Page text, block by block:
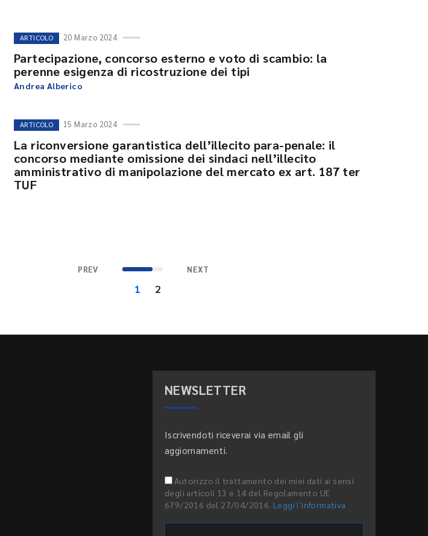
ARTICOLO 20 Marzo 2024
Partecipazione, concorso esterno e voto di scambio: la
perenne esigenza di ricostruzione dei tipi
Andrea Alberico
ARTICOLO 15 Marzo 2024
La riconversione garantistica dell’illecito para-penale: il
concorso mediante omissione dei sindaci nell’illecito
amministrativo di manipolazione del mercato ex art. 187 ter
TUF
PREV
1 2
NEXT
NEWSLETTER
Iscrivendoti riceverai via email gli
aggiornamenti.
Autorizzo il trattamento dei miei dati ai sensi
degli articoli 13 e 14 del Regolamento UE
679/2016 del 27/04/2016. Leggi l'informativa